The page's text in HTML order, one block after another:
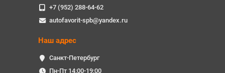
+7 (952) 288-64-62
autofavorit-spb@yandex.ru
Наш адрес
Санкт-Петербург
Пн-Пт 14:00-19:00